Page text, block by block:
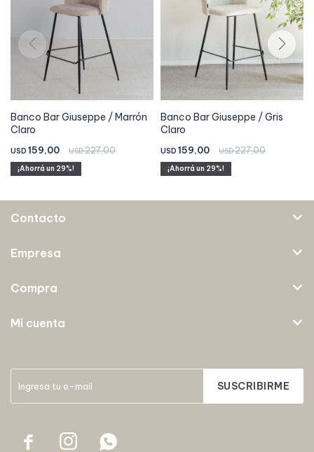
Banco Bar Giuseppe / Marrón
Claro
USD 159,00 USD227,00
29
Banco Bar Giuseppe / Gris
Claro
USD 159,00 USD227,00
29
SUSCRIBIRME
  
Contacto
Empresa
Compra
Mi cuenta